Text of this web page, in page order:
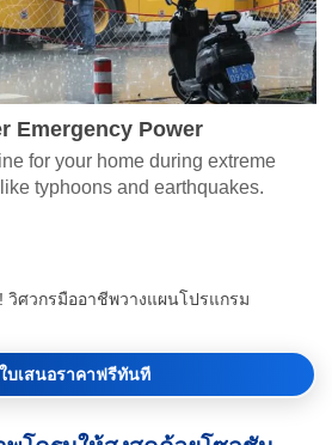
Emergency Power
for your home during extreme
typhoons and earthquakes.
วิศวกรมืออาชีพวางแผนโปรแกรม
บเสนอราคาฟรีทันที